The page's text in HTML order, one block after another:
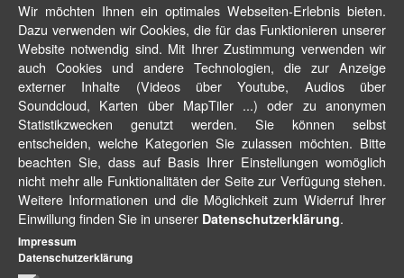
Wir möchten Ihnen ein optimales Webseiten-Erlebnis bieten.
Dazu verwenden wir Cookies, die für das Funktionieren unserer
Website notwendig sind. Mit Ihrer Zustimmung verwenden wir
auch Cookies und andere Technologien, die zur Anzeige
externer Inhalte (Videos über Youtube, Audios über
Soundcloud, Karten über MapTiler ...) oder zu anonymen
Statistikzwecken genutzt werden. Sie können selbst
entscheiden, welche Kategorien Sie zulassen möchten. Bitte
beachten Sie, dass auf Basis Ihrer Einstellungen womöglich
nicht mehr alle Funktionalitäten der Seite zur Verfügung stehen.
Weitere Informationen und die Möglichkeit zum Widerruf Ihrer
Einwillung finden Sie in unserer Datenschutzerklärung.
Impressum
Datenschutzerklärung